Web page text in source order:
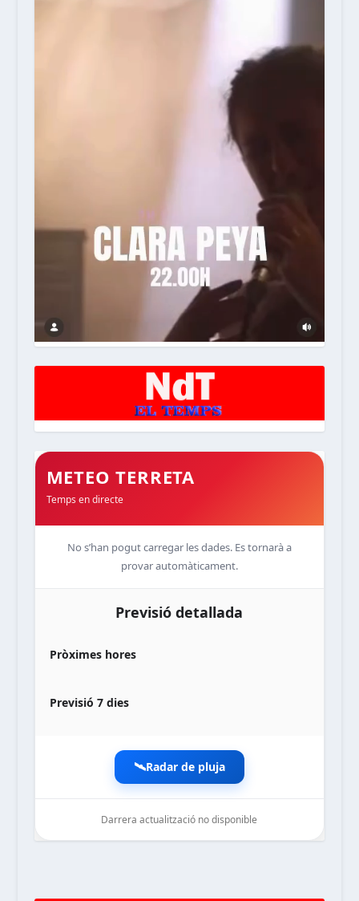
METEO TERRETA
Temps en directe
No s’han pogut carregar les dades. Es tornarà a
provar automàticament.
Previsió detallada
Pròximes hores
Previsió 7 dies
🛰️Radar de pluja
Darrera actualització no disponible